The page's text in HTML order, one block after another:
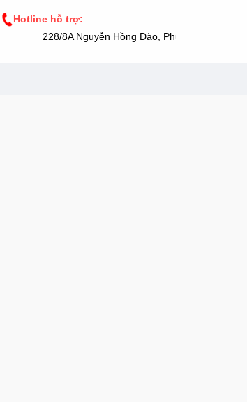
Hotline hỗ trợ:
228/8A Nguyễn Hồng Đào, Phường 14, Tân Bình,